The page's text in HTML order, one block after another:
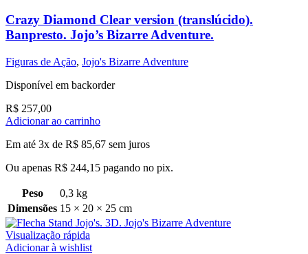
Crazy Diamond Clear version (translúcido).
Banpresto. Jojo’s Bizarre Adventure.
Figuras de Ação, Jojo's Bizarre Adventure
Disponível em backorder
R$ 257,00
Adicionar ao carrinho
Em até 3x de R$ 85,67 sem juros
Ou apenas R$ 244,15 pagando no pix.
Peso
0,3 kg
Dimensões 15 × 20 × 25 cm
Visualização rápida
Adicionar à wishlist